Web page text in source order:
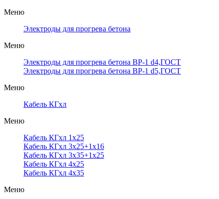
Меню
Электроды для прогрева бетона
Меню
Электроды для прогрева бетона ВР-1 d4,ГОСТ
Электроды для прогрева бетона ВР-1 d5,ГОСТ
Меню
Кабель КГхл
Меню
Кабель КГхл 1х25
Кабель КГхл 3х25+1х16
Кабель КГхл 3х35+1х25
Кабель КГхл 4х25
Кабель КГхл 4х35
Меню